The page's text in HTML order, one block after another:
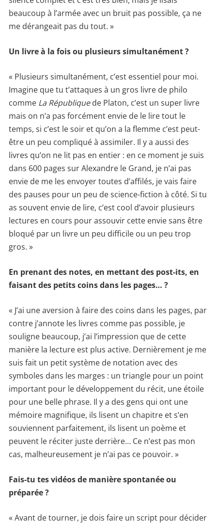
beaucoup à l’armée avec un bruit pas possible, ça ne
me dérangeait pas du tout. »
Un livre à la fois ou plusieurs simultanément ?
« Plusieurs simultanément, c’est essentiel pour moi.
Imagine que tu t’attaques à un gros livre de philo
comme La Républiquede Platon, c’est un super livre
mais on n’a pas forcément envie de le lire tout le
temps, si c’est le soir et qu’on a la flemme c’est peut-
être un peu compliqué à assimiler. Il y a aussi des
livres qu’on ne lit pas en entier : en ce moment je suis
dans 600 pages sur Alexandre le Grand, je n’ai pas
envie de me les envoyer toutes d’affilés, je vais faire
des pauses pour un peu de science-fiction à côté. Si tu
as souvent envie de lire, c’est cool d’avoir plusieurs
lectures en cours pour assouvir cette envie sans être
bloqué par un livre un peu difficile ou un peu trop
gros. »
En prenant des notes, en mettant des post-its, en
faisant des petits coins dans les pages… ?
« J’ai une aversion à faire des coins dans les pages, par
contre j’annote les livres comme pas possible, je
souligne beaucoup, j’ai l’impression que de cette
manière la lecture est plus active. Dernièrement je me
suis fait un petit système de notation avec des
symboles dans les marges : un triangle pour un point
important pour le développement du récit, une étoile
pour une belle phrase. Il y a des gens qui ont une
mémoire magnifique, ils lisent un chapitre et s’en
souviennent parfaitement, ils lisent un poème et
peuvent le réciter juste derrière… Ce n’est pas mon
cas, malheureusement je n’ai pas ce pouvoir. »
Fais-tu tes vidéos de manière spontanée ou
préparée ?
« Avant de tourner, je dois faire un script pour décider